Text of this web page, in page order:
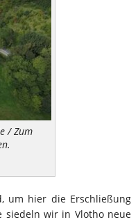
/ Zum
um hier die Erschließung
siedeln wir in Vlotho neue